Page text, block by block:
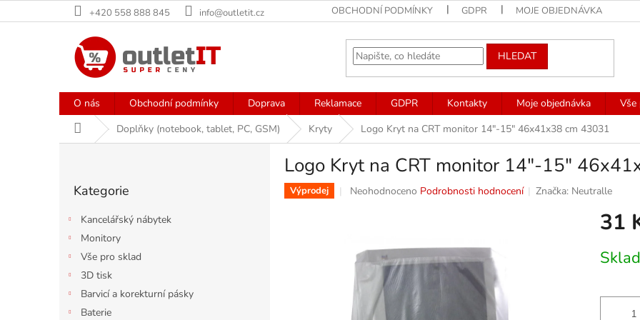
na
+420 558 888 845 info@outletit.cz OBCHODNÍ PODMÍNKY GDPR MOJE OBJEDNÁVKA
HLEDAT
O nás Obchodní podmínky Doprava Reklamace GDPR Kontakty Moje objednávka
Vše
Domů Doplňky (notebook, tablet, PC, GSM) Kryty Logo Kryt na CRT monitor 14"-15" 46x41x38 cm 43031
kategorie
Kategorie
Kancelářský nábytek
Monitory
Vše pro sklad
3D tisk
Barvicí a korekturní pásky
Baterie
Logo Kryt na CRT monitor 14"-15"
Výprodej
Průměrné
hvězdiček.
Neohodnoceno Podrobnosti hodnocení Značka: Neutralle
31
cena: